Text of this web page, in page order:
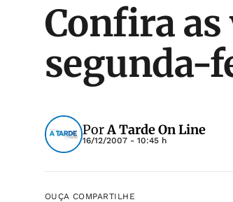
Confira
segunda-
PorA Tarde On Line
16/12/2007 - 10:45 h
OUÇA COMPARTILHE